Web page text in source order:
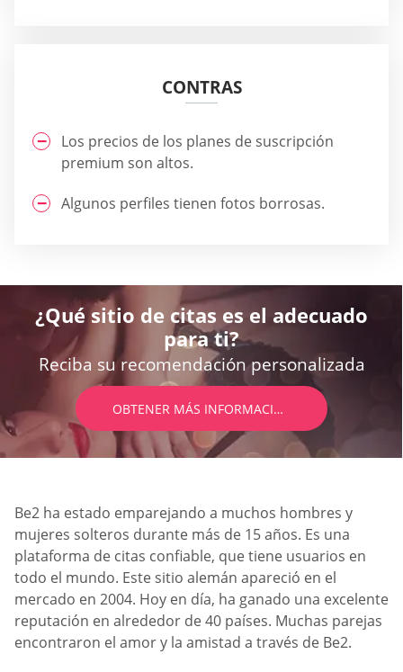
CONTRAS
Los precios de los planes de suscripción
premium son altos.
Algunos perfiles tienen fotos borrosas.
¿Qué sitio de citas es el adecuado
para ti?
Reciba su recomendación personalizada
OBTENER MÁS INFORMACIÓN
Be2 ha estado emparejando a muchos hombres y
mujeres solteros durante más de 15 años. Es una
plataforma de citas confiable, que tiene usuarios en
todo el mundo. Este sitio alemán apareció en el
mercado en 2004. Hoy en día, ha ganado una excelente
reputación en alrededor de 40 países. Muchas parejas
encontraron el amor y la amistad a través de Be2.